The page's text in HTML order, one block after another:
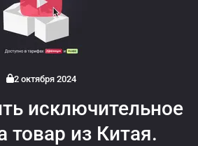
2 октября 2024
исключительное
товар из Китая.